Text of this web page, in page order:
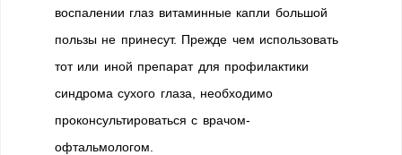
воспалении глаз витаминные капли большой
пользы не принесут. Прежде чем использовать
тот или иной препарат для профилактики
синдрома сухого глаза, необходимо
проконсультироваться с врачом-
офтальмологом.